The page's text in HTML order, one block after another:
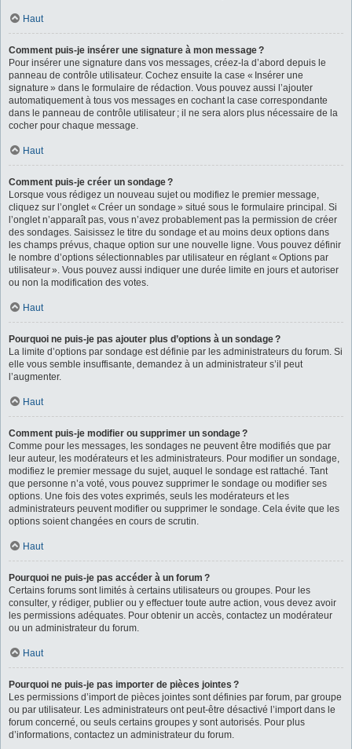
Haut
Comment puis-je insérer une signature à mon message ?
Pour insérer une signature dans vos messages, créez-la d’abord depuis le
panneau de contrôle utilisateur. Cochez ensuite la case « Insérer une
signature » dans le formulaire de rédaction. Vous pouvez aussi l’ajouter
automatiquement à tous vos messages en cochant la case correspondante
dans le panneau de contrôle utilisateur ; il ne sera alors plus nécessaire de la
cocher pour chaque message.
Haut
Comment puis-je créer un sondage ?
Lorsque vous rédigez un nouveau sujet ou modifiez le premier message,
cliquez sur l’onglet « Créer un sondage » situé sous le formulaire principal. Si
l’onglet n’apparaît pas, vous n’avez probablement pas la permission de créer
des sondages. Saisissez le titre du sondage et au moins deux options dans
les champs prévus, chaque option sur une nouvelle ligne. Vous pouvez définir
le nombre d’options sélectionnables par utilisateur en réglant « Options par
utilisateur ». Vous pouvez aussi indiquer une durée limite en jours et autoriser
ou non la modification des votes.
Haut
Pourquoi ne puis-je pas ajouter plus d’options à un sondage ?
La limite d’options par sondage est définie par les administrateurs du forum. Si
elle vous semble insuffisante, demandez à un administrateur s’il peut
l’augmenter.
Haut
Comment puis-je modifier ou supprimer un sondage ?
Comme pour les messages, les sondages ne peuvent être modifiés que par
leur auteur, les modérateurs et les administrateurs. Pour modifier un sondage,
modifiez le premier message du sujet, auquel le sondage est rattaché. Tant
que personne n’a voté, vous pouvez supprimer le sondage ou modifier ses
options. Une fois des votes exprimés, seuls les modérateurs et les
administrateurs peuvent modifier ou supprimer le sondage. Cela évite que les
options soient changées en cours de scrutin.
Haut
Pourquoi ne puis-je pas accéder à un forum ?
Certains forums sont limités à certains utilisateurs ou groupes. Pour les
consulter, y rédiger, publier ou y effectuer toute autre action, vous devez avoir
les permissions adéquates. Pour obtenir un accès, contactez un modérateur
ou un administrateur du forum.
Haut
Pourquoi ne puis-je pas importer de pièces jointes ?
Les permissions d’import de pièces jointes sont définies par forum, par groupe
ou par utilisateur. Les administrateurs ont peut-être désactivé l’import dans le
forum concerné, ou seuls certains groupes y sont autorisés. Pour plus
d’informations, contactez un administrateur du forum.